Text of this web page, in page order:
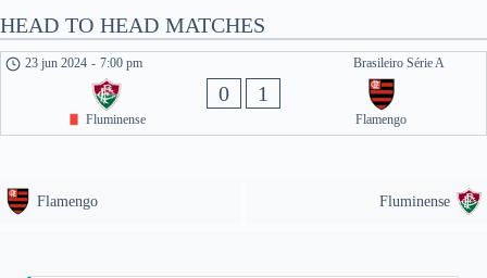
HEAD TO HEAD MATCHES
Brasileiro Série A
23 jun 2024 - 7:00 pm
Fluminense
0 1
Flamengo
Flamengo Fluminense